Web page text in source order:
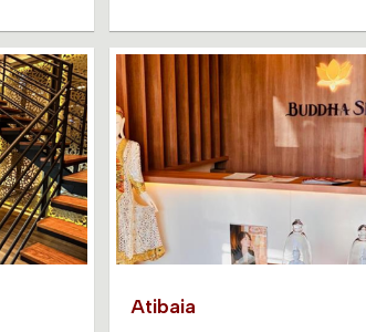
Atibaia